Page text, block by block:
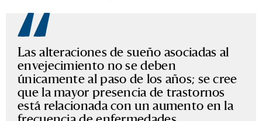
Las alteraciones de sueño asociadas al
envejecimiento no se deben
únicamente al paso de los años; se cree
que la mayor presencia de trastornos
está relacionada con un aumento en la